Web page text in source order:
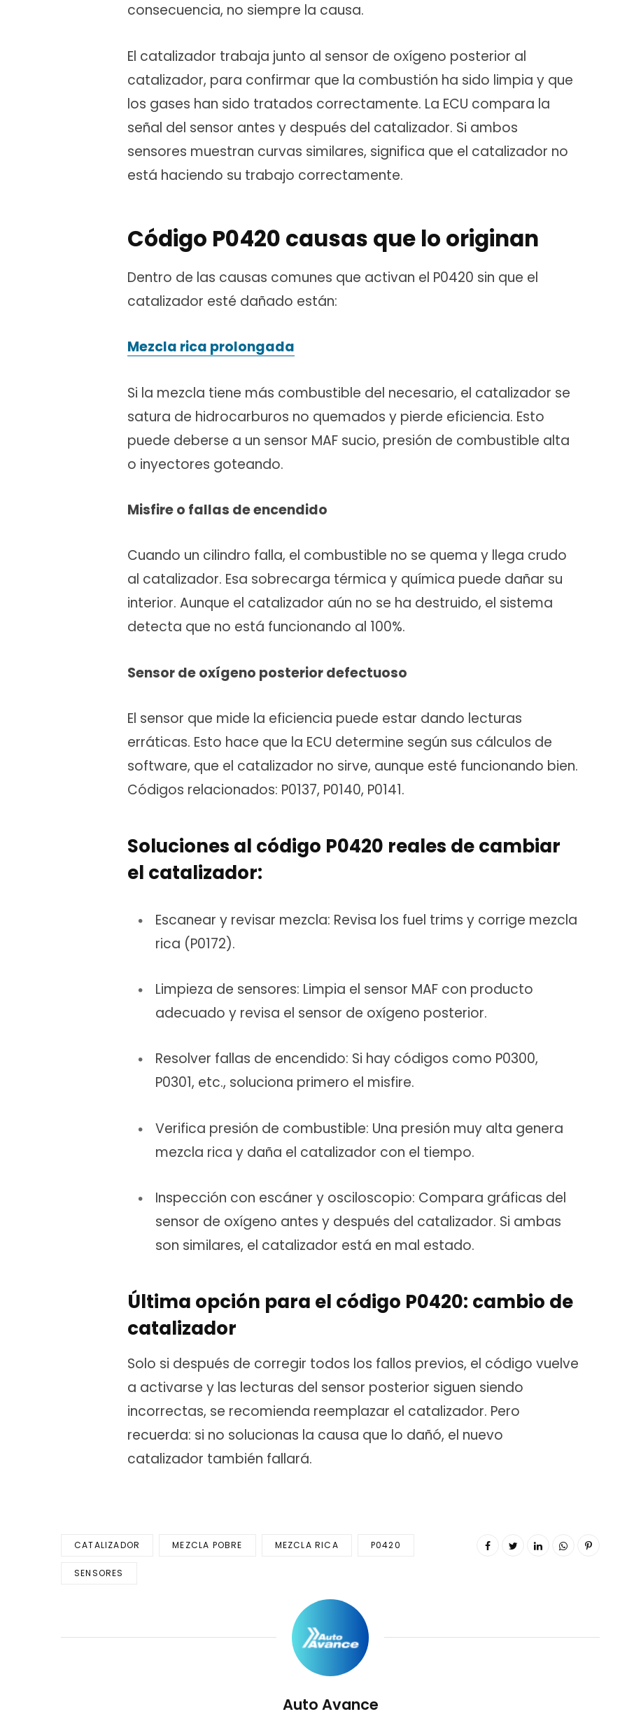
consecuencia, no siempre la causa.
El catalizador trabaja junto al sensor de oxígeno posterior al
catalizador, para confirmar que la combustión ha sido limpia y que
los gases han sido tratados correctamente. La ECU compara la
señal del sensor antes y después del catalizador. Si ambos
sensores muestran curvas similares, significa que el catalizador no
está haciendo su trabajo correctamente.
Código P0420 causas que lo originan
Dentro de las causas comunes que activan el P0420 sin que el
catalizador esté dañado están:
Mezcla rica prolongada
Si la mezcla tiene más combustible del necesario, el catalizador se
satura de hidrocarburos no quemados y pierde eficiencia. Esto
puede deberse a un sensor MAF sucio, presión de combustible alta
o inyectores goteando.
Misfire o fallas de encendido
Cuando un cilindro falla, el combustible no se quema y llega crudo
al catalizador. Esa sobrecarga térmica y química puede dañar su
interior. Aunque el catalizador aún no se ha destruido, el sistema
detecta que no está funcionando al 100%.
Sensor de oxígeno posterior defectuoso
El sensor que mide la eficiencia puede estar dando lecturas
erráticas. Esto hace que la ECU determine según sus cálculos de
software, que el catalizador no sirve, aunque esté funcionando bien.
Códigos relacionados: P0137, P0140, P0141.
Soluciones al código P0420 reales de cambiar
el catalizador:
Escanear y revisar mezcla: Revisa los fuel trims y corrige mezcla
rica (P0172).
Limpieza de sensores: Limpia el sensor MAF con producto
adecuado y revisa el sensor de oxígeno posterior.
Resolver fallas de encendido: Si hay códigos como P0300,
P0301, etc., soluciona primero el misfire.
Verifica presión de combustible: Una presión muy alta genera
mezcla rica y daña el catalizador con el tiempo.
Inspección con escáner y osciloscopio: Compara gráficas del
sensor de oxígeno antes y después del catalizador. Si ambas
son similares, el catalizador está en mal estado.
Última opción para el código P0420: cambio de
catalizador
Solo si después de corregir todos los fallos previos, el código vuelve
a activarse y las lecturas del sensor posterior siguen siendo
incorrectas, se recomienda reemplazar el catalizador. Pero
recuerda: si no solucionas la causa que lo dañó, el nuevo
catalizador también fallará.
CATALIZADOR MEZCLA POBRE MEZCLA RICA P0420
SENSORES
Auto Avance